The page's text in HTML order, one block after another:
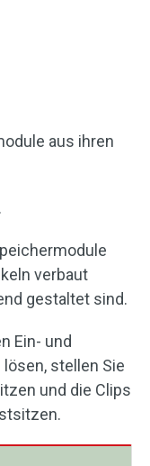
aus ihren
verbaut
gestaltet sind.
Ein- und
stellen Sie
und die Clips